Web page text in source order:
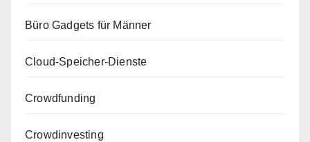
Büro Gadgets für Männer
Cloud-Speicher-Dienste
Crowdfunding
Crowdinvesting